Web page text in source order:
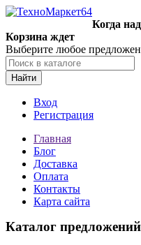
Когда
Корзина ждет
Выберите любое
Найти
Вход
Регистрация
Главная
Блог
Доставка
Оплата
Контакты
Карта сайта
Каталог предложений